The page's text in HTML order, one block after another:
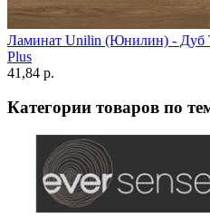
Ламинат Unilin (Юнилин) - Дуб
Plus
41,84 p.
Категории товаров по